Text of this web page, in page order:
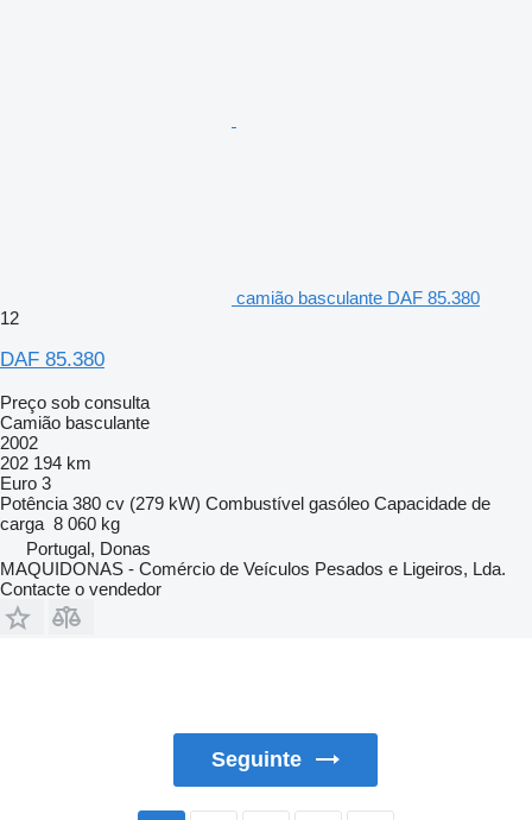
camião basculante DAF 85.380
12
DAF 85.380
Preço sob consulta
Camião basculante
2002
202 194 km
Euro 3
Potência 380 cv (279 kW) Combustível gasóleo Capacidade de
carga 8 060 kg
Portugal, Donas
MAQUIDONAS - Comércio de Veículos Pesados e Ligeiros, Lda.
Contacte o vendedor
Seguinte